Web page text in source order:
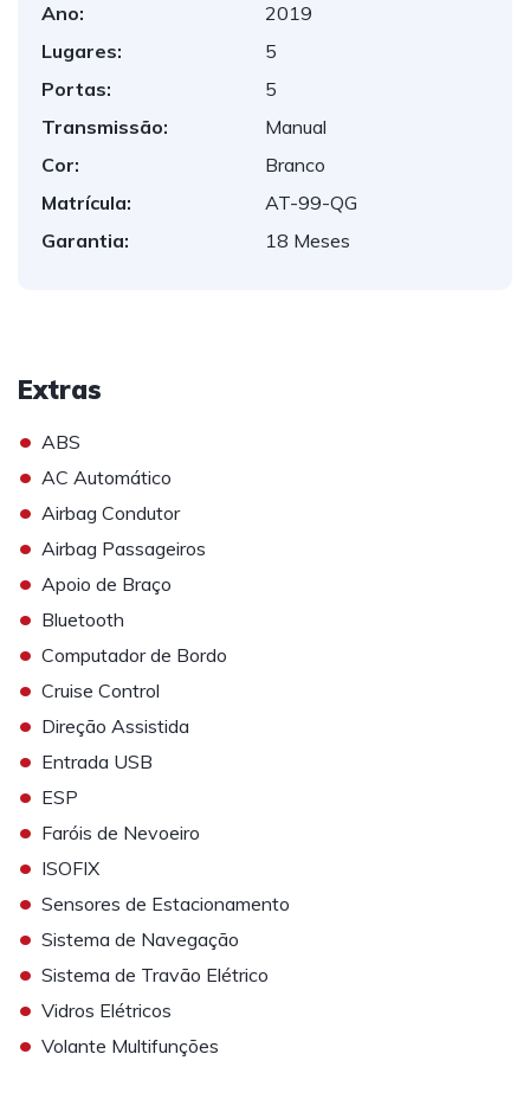
Ano:
2019
Lugares:
5
Portas:
5
Transmissão:
Manual
Cor:
Branco
Matrícula:
AT-99-QG
Garantia:
18 Meses
Extras
• ABS
• AC Automático
• Airbag Condutor
• Airbag Passageiros
• Apoio de Braço
• Bluetooth
• Computador de Bordo
• Cruise Control
• Direção Assistida
• Entrada USB
• ESP
• Faróis de Nevoeiro
• ISOFIX
• Sensores de Estacionamento
• Sistema de Navegação
• Sistema de Travão Elétrico
• Vidros Elétricos
• Volante Multifunções